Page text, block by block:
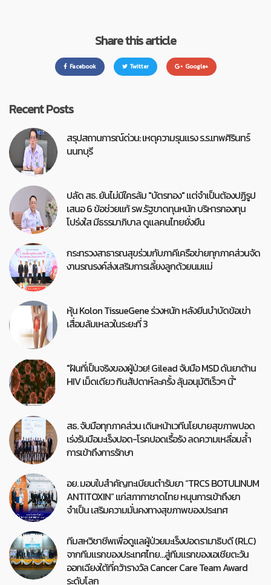
Share this article
Facebook Twitter Google+
Recent Posts
สรุปสถานการณ์ด่วน: เหตุความรุนแรง ร.ร.เทพศิรินทร์
นนทบุรี
ปลัด สธ. ยันไม่มีใครล้ม "บัตรทอง" แต่จำเป็นต้องปฏิรูป
เสนอ 6 ข้อช่วยแก้ รพ.รัฐขาดทุนหนัก บริหารกองทุน
โปร่งใส มีธรรมาภิบาล ดูแลคนไทยยั่งยืน
กระทรวงสาธารณสุขร่วมกับภาคีเครือข่ายทุกภาคส่วนจัด
งานรณรงค์ส่งเสริมการเลี้ยงลูกด้วยนมแม่
หุ้น Kolon TissueGene ร่วงหนัก หลังยีนบำบัดข้อเข่า
เสื่อมล้มเหลวในระยะที่ 3
"ฝันที่เป็นจริงของผู้ป่วย! Gilead จับมือ MSD ดันยาต้าน
HIV เม็ดเดียว กินสัปดาห์ละครั้ง ลุ้นอนุมัติเร็วๆ นี้"
สธ. จับมือทุกภาคส่วน เดินหน้าเวทีนโยบายสุขภาพปอด
เร่งรับมือมะเร็งปอด-โรคปอดเรื้อรัง ลดความเหลื่อมล้ำ
การเข้าถึงการรักษา
อย. มอบใบสำคัญทะเบียนตำรับยา “TRCS BOTULINUM
ANTITOXIN” แก่สภากาชาดไทย หนุนการเข้าถึงยา
จำเป็น เสริมความมั่นคงทางสุขภาพของประเทศ
ทีมสหวิชาชีพเพื่อดูแลผู้ป่วยมะเร็งปอดรามาธิบดี (RLC)
จากทีมแรกของประเทศไทย…สู่ทีมแรกของเอเชียตะวัน
ออกเฉียงใต้ที่คว้ารางวัล Cancer Care Team Award
ระดับโลก